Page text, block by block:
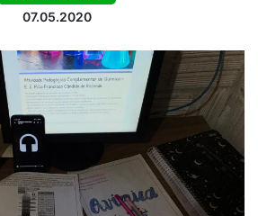
07.05.2020